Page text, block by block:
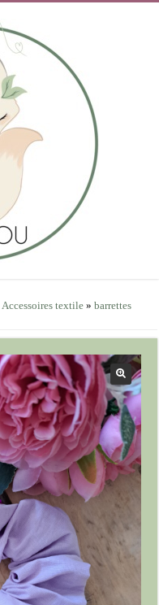
Accessoires textile » barrettes